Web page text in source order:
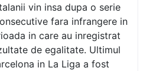
vin insa dupa o serie
fara infrangere in
in care au inregistrat
de egalitate. Ultimul
in La Liga a fost